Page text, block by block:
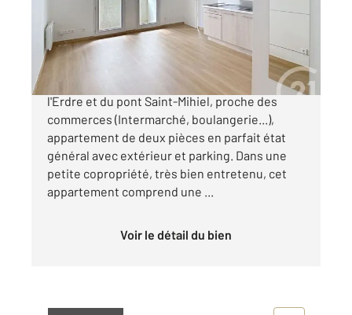
Appartement F1 Bis à vendre
144 000 €
NANTES-PITRE CHEVALIER A deux pas de
l'Erdre et du pont Saint-Mihiel, proche des
commerces (Intermarché, boulangerie...),
appartement de deux pièces en parfait état
général avec extérieur et parking. Dans une
petite copropriété, très bien entretenu, cet
appartement comprend une ...
Voir le détail du bien